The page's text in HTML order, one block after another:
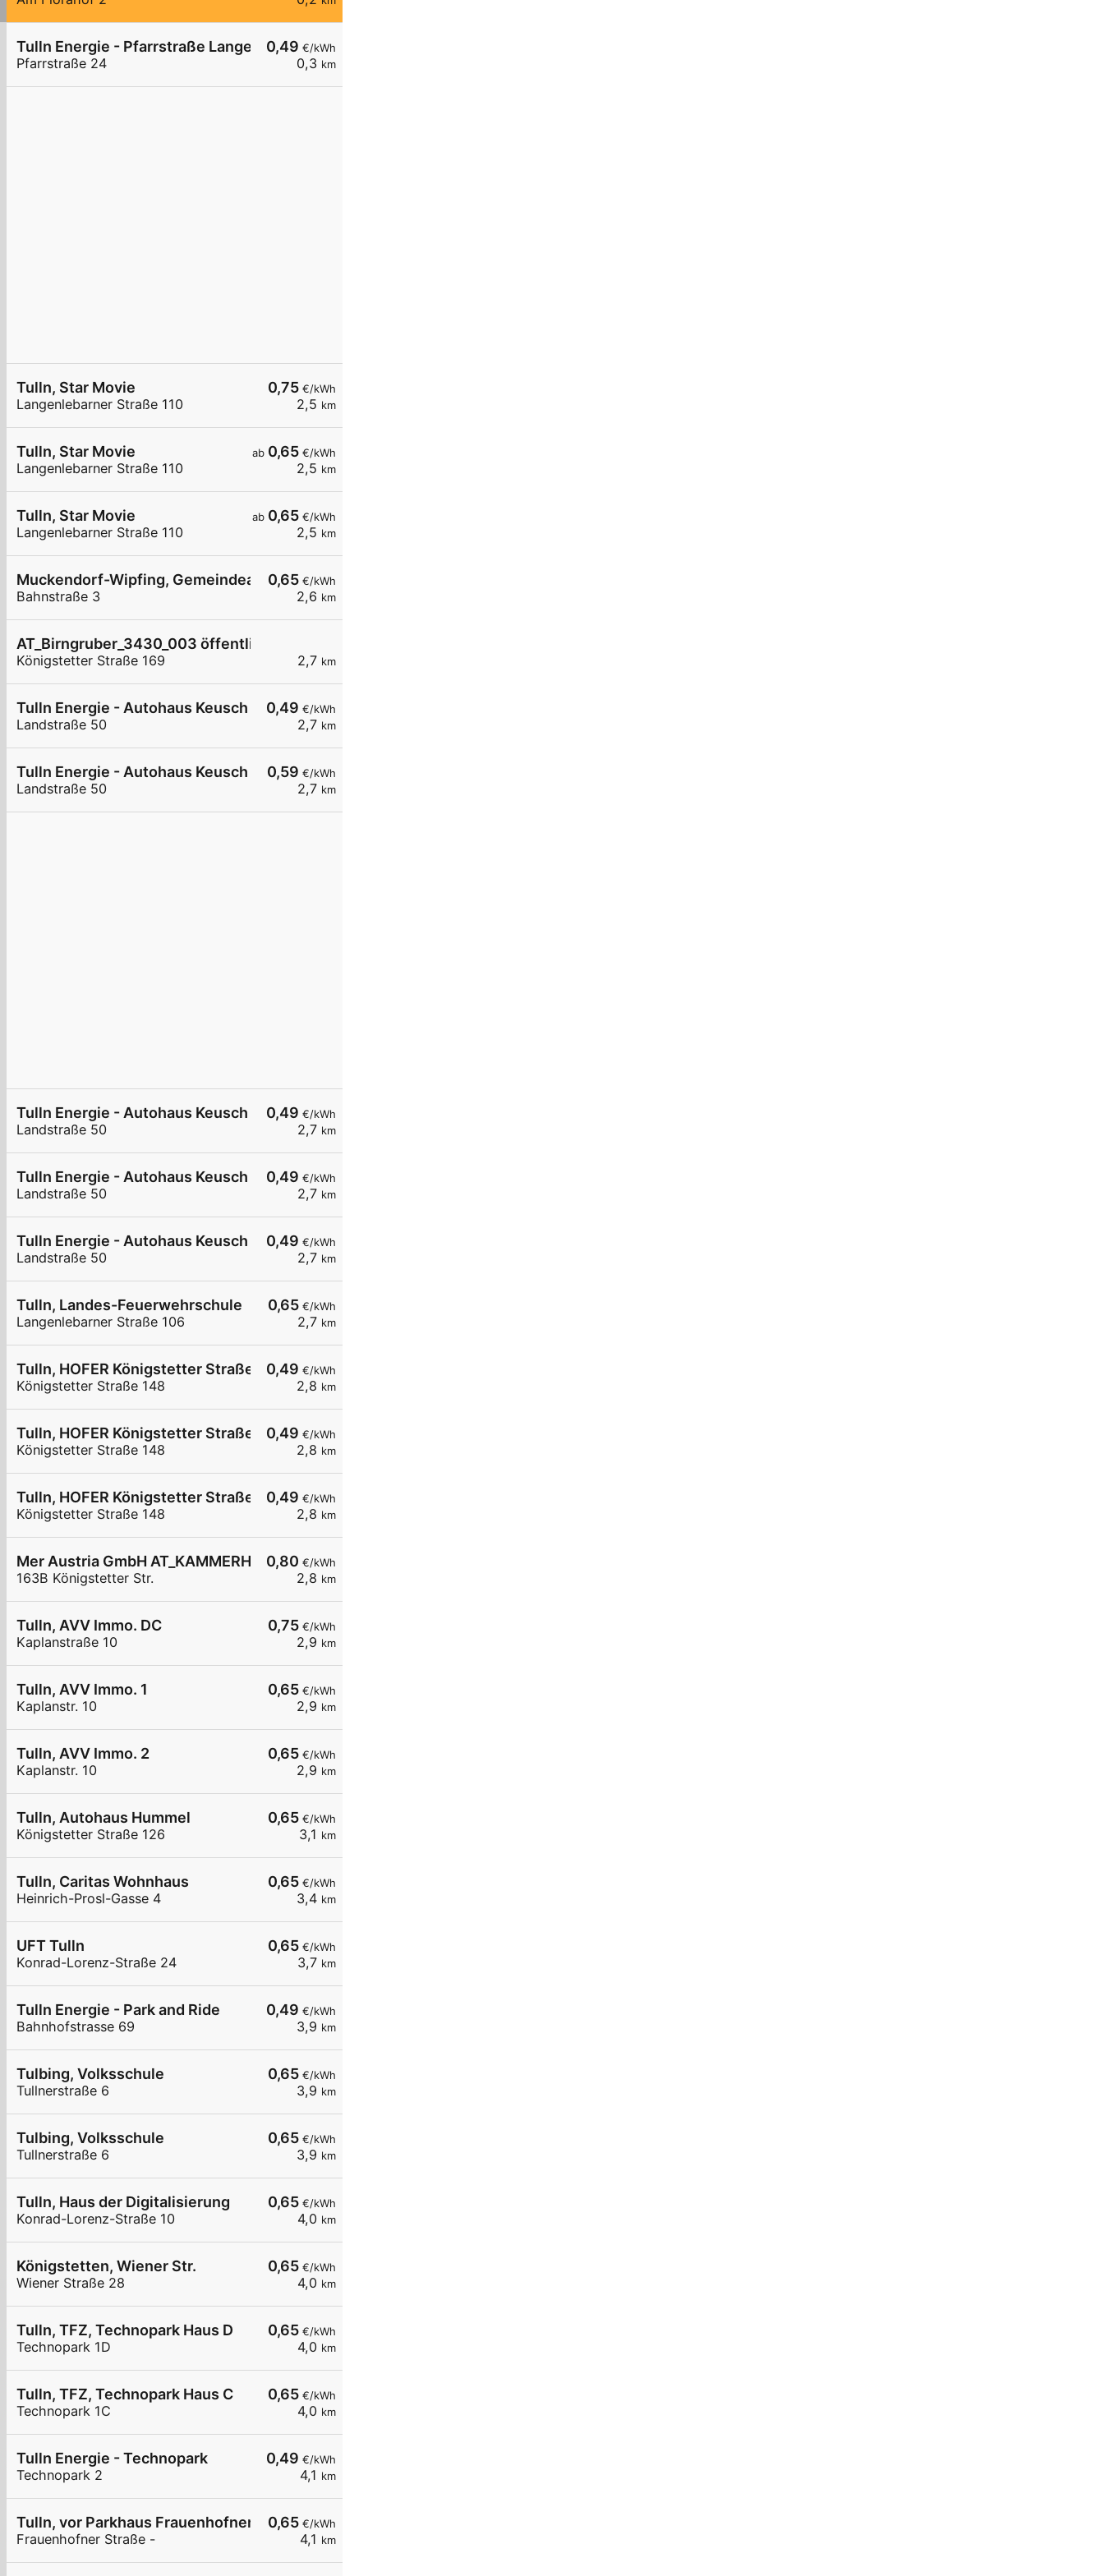
0,49 €/kWh
0,3 km
Tulln Energie - Pfarrstraße Langenlebarn
Pfarrstraße 24
0,75€/kWh
2,5 km
Tulln, Star Movie
Langenlebarner Straße 110
ab 0,65€/kWh
2,5 km
Tulln, Star Movie
Langenlebarner Straße 110
ab 0,65€/kWh
2,5 km
Tulln, Star Movie
Langenlebarner Straße 110
0,65€/kWh
2,6 km
Muckendorf-Wipfing, Gemeindeamt
Bahnstraße 3
2,7 km
AT_Birngruber_3430_003 öffentlich
Königstetter Straße 169
0,49 €/kWh
2,7 km
Tulln Energie - Autohaus Keusch Wallbox 4
Landstraße 50
0,59 €/kWh
2,7 km
Tulln Energie - Autohaus Keusch Hypercharger
Landstraße 50
0,49 €/kWh
2,7 km
Tulln Energie - Autohaus Keusch Wallbox 1
Landstraße 50
0,49 €/kWh
2,7 km
Tulln Energie - Autohaus Keusch Wallbox 2
Landstraße 50
0,49 €/kWh
2,7 km
Tulln Energie - Autohaus Keusch Wallbox 3
Landstraße 50
0,65€/kWh
2,7 km
Tulln, Landes-Feuerwehrschule
Langenlebarner Straße 106
0,49 €/kWh
2,8 km
Tulln, HOFER Königstetter Straße
Königstetter Straße 148
0,49 €/kWh
2,8 km
Tulln, HOFER Königstetter Straße
Königstetter Straße 148
0,49 €/kWh
2,8 km
Tulln, HOFER Königstetter Straße
Königstetter Straße 148
0,80 €/kWh
2,8 km
Mer Austria GmbH AT_KAMMERHOFER GmbH - Tulln an der Donau - Königstetter Str. 163B #1
163B Königstetter Str.
0,75€/kWh
2,9 km
Tulln, AVV Immo. DC
Kaplanstraße 10
0,65€/kWh
2,9 km
Tulln, AVV Immo. 1
Kaplanstr. 10
0,65€/kWh
2,9 km
Tulln, AVV Immo. 2
Kaplanstr. 10
0,65€/kWh
3,1 km
Tulln, Autohaus Hummel
Königstetter Straße 126
0,65€/kWh
3,4 km
Tulln, Caritas Wohnhaus
Heinrich-Prosl-Gasse 4
0,65€/kWh
3,7 km
UFT Tulln
Konrad-Lorenz-Straße 24
0,49 €/kWh
3,9 km
Tulln Energie - Park and Ride
Bahnhofstrasse 69
0,65€/kWh
3,9 km
Tulbing, Volksschule
Tullnerstraße 6
0,65€/kWh
3,9 km
Tulbing, Volksschule
Tullnerstraße 6
0,65€/kWh
4,0 km
Tulln, Haus der Digitalisierung
Konrad-Lorenz-Straße 10
0,65€/kWh
4,0 km
Königstetten, Wiener Str.
Wiener Straße 28
0,65€/kWh
4,0 km
Tulln, TFZ, Technopark Haus D
Technopark 1D
0,65€/kWh
4,0 km
Tulln, TFZ, Technopark Haus C
Technopark 1C
0,49 €/kWh
4,1 km
Tulln Energie - Technopark
Technopark 2
0,65€/kWh
4,1 km
Tulln, vor Parkhaus Frauenhofner Str.
Frauenhofner Straße -